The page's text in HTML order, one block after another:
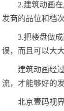
2.建筑动画
发商的品位和档
3.把楼盘做
误，而且可以大
建筑动画经
流，才能够好的发
北京壹码视